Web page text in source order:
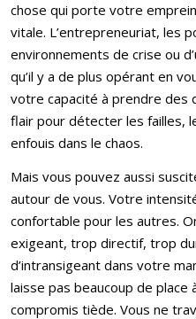
chose qui porte votre
vitale. L’entrepreneuriat, les
environnements de crise ou
qu’il y a de plus opérant en
votre capacité à prendre des
flair pour détecter les failles,
enfouis dans le chaos.
Mais vous pouvez aussi
autour de vous. Votre
confortable pour les autres.
exigeant, trop directif, trop
d’intransigeant dans votre
laisse pas beaucoup de place
compromis tiède. Vous ne